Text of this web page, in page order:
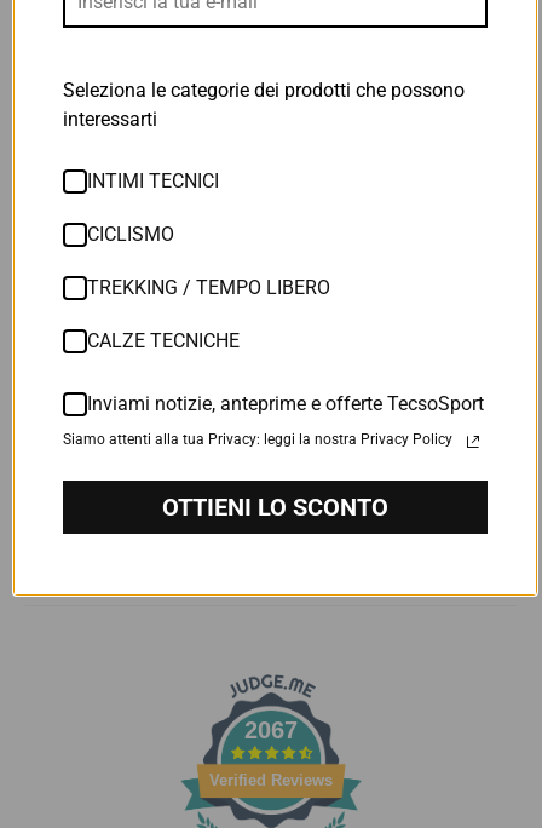
0
Scrivi una recensione
Sort by
Claudio Gaido
Ottimo
Stefano Bosi
2067
Verified Reviews
Seleziona le categorie dei prodotti che possono
interessarti
INTIMI TECNICI
CICLISMO
TREKKING / TEMPO LIBERO
CALZE TECNICHE
Inviami notizie, anteprime e offerte TecsoSport
Siamo attenti alla tua Privacy: leggi la nostra Privacy Policy
OTTIENI LO SCONTO